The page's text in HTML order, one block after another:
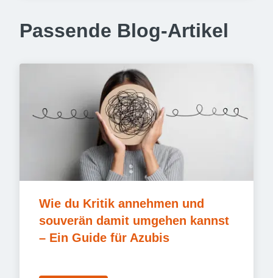
Passende Blog-Artikel
Wie du Kritik annehmen und
souverän damit umgehen kannst
– Ein Guide für Azubis